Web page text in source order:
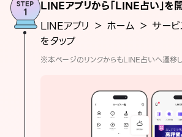
LINEアプリから「LINE占い」を
LINEアプリ ＞ ホーム ＞ サー
をタップ
※本ページのリンクからもLINE占いへ遷移